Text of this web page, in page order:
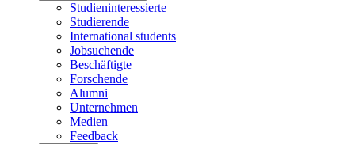
Studieninteressierte
Studierende
International students
Jobsuchende
Beschäftigte
Forschende
Alumni
Unternehmen
Medien
Feedback